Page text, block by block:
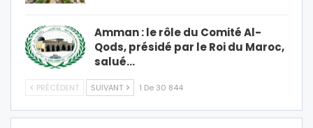
Amman : le rôle du Comité Al-
Qods, présidé par le Roi du Maroc,
salué…
PRÉCÉDENT SUIVANT 1 De 30 844